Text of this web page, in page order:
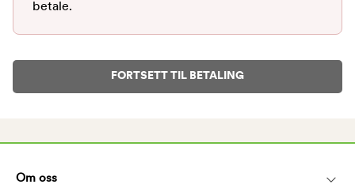
betale.
FORTSETT TIL BETALING
Om oss